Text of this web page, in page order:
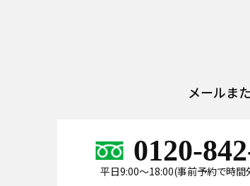
メールまた
0120-
平日9:00～18:00(事前予約で時間